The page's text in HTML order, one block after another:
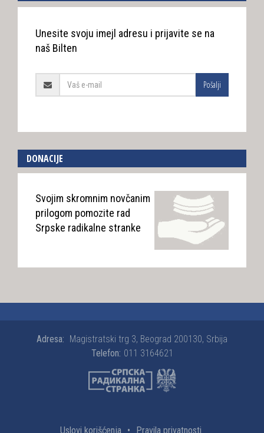
Unesite svoju imejl adresu i prijavite se na
naš Bilten
Pošalji
DONACIJE
Svojim skromnim novčanim
prilogom pomozite rad
Srpske radikalne stranke
Adresa: Magistratski trg 3, Beograd 200130, Srbija
Telefon: 011 3164621
Uslovi korišćenja • Pravila privatnosti